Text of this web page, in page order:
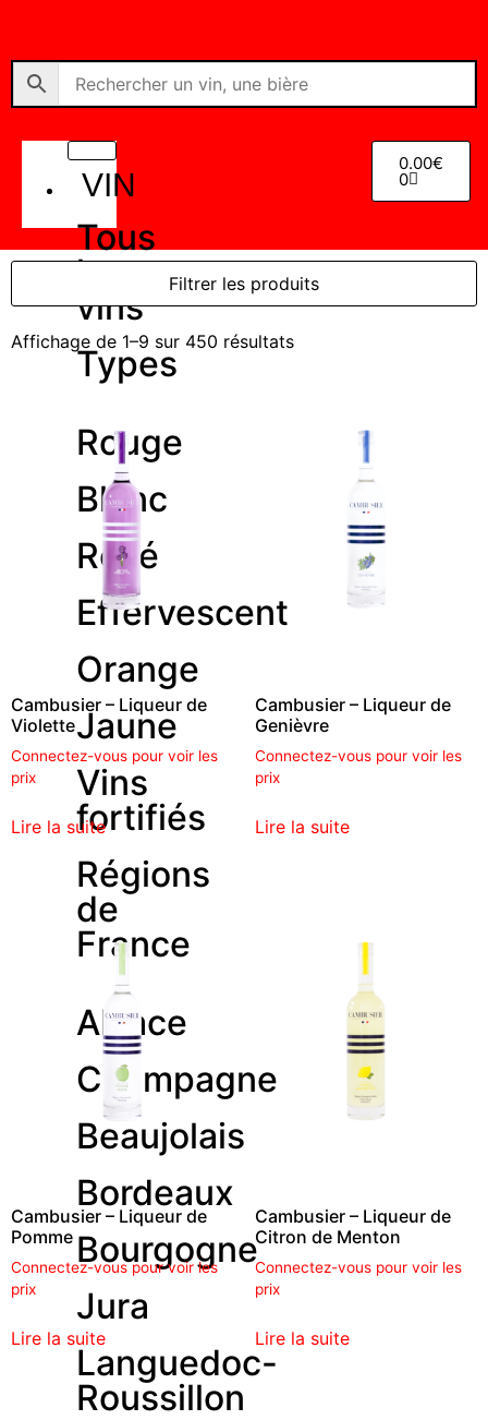
VIN
Tous
les
vins
Types
Rouge
Blanc
Rosé
Effervescent
Orange
Jaune
Vins
fortifiés
Régions
de
France
Alsace
Champagne
Beaujolais
Bordeaux
Bourgogne
Jura
Languedoc-
Roussillon
0.00€
0
Filtrer les produits
Affichage de 1–9 sur 450 résultats
Cambusier – Liqueur de
Violette
Connectez-vous pour voir les
prix
Lire la suite
Cambusier – Liqueur de
Genièvre
Connectez-vous pour voir les
prix
Lire la suite
Cambusier – Liqueur de
Pomme
Connectez-vous pour voir les
prix
Lire la suite
Cambusier – Liqueur de
Citron de Menton
Connectez-vous pour voir les
prix
Lire la suite